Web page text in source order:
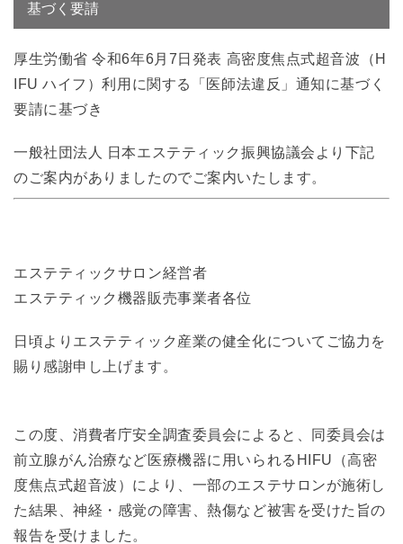
基づく要請
厚生労働省 令和6年6月7日発表 高密度焦点式超音波（H
IFU ハイフ）利用に関する「医師法違反」通知に基づく
要請に基づき
一般社団法人 日本エステティック振興協議会より下記
のご案内がありましたのでご案内いたします。
エステティックサロン経営者
エステティック機器販売事業者各位
日頃よりエステティック産業の健全化についてご協力を
賜り感謝申し上げます。
この度、消費者庁安全調査委員会によると、同委員会は
前立腺がん治療など医療機器に用いられるHIFU（高密
度焦点式超音波）により、一部のエステサロンが施術し
た結果、神経・感覚の障害、熱傷など被害を受けた旨の
報告を受けました。